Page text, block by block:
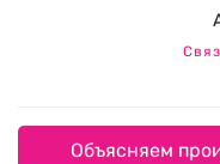
Объясняем